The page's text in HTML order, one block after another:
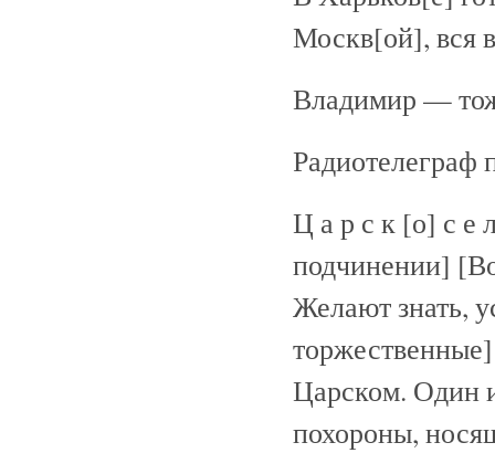
Москв[ой], вся
Владимир —
Радиотелеграф
Ц а р с к [о] с е
подчинении]
Желают знать,
Царском. Один
похороны,